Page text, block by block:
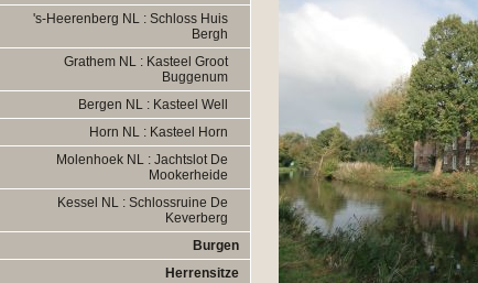
's-Heerenberg NL : Schloss Huis
Bergh
Grathem NL : Kasteel Groot
Buggenum
Bergen NL : Kasteel Well
Horn NL : Kasteel Horn
Molenhoek NL : Jachtslot De
Mookerheide
Kessel NL : Schlossruine De
Keverberg
Burgen
Herrensitze